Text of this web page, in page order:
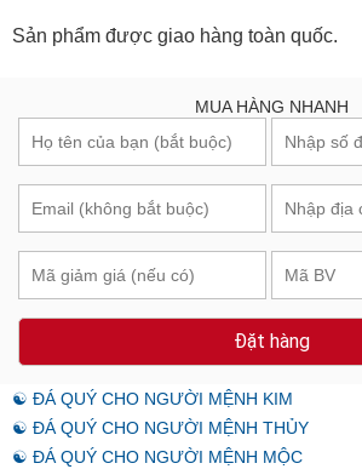
Sản phẩm được giao hàng toàn quốc.
MUA HÀNG NHANH
Đặt hàng
☯ ĐÁ QUÝ CHO NGƯỜI MỆNH KIM
☯ ĐÁ QUÝ CHO NGƯỜI MỆNH THỦY
☯ ĐÁ QUÝ CHO NGƯỜI MỆNH MỘC